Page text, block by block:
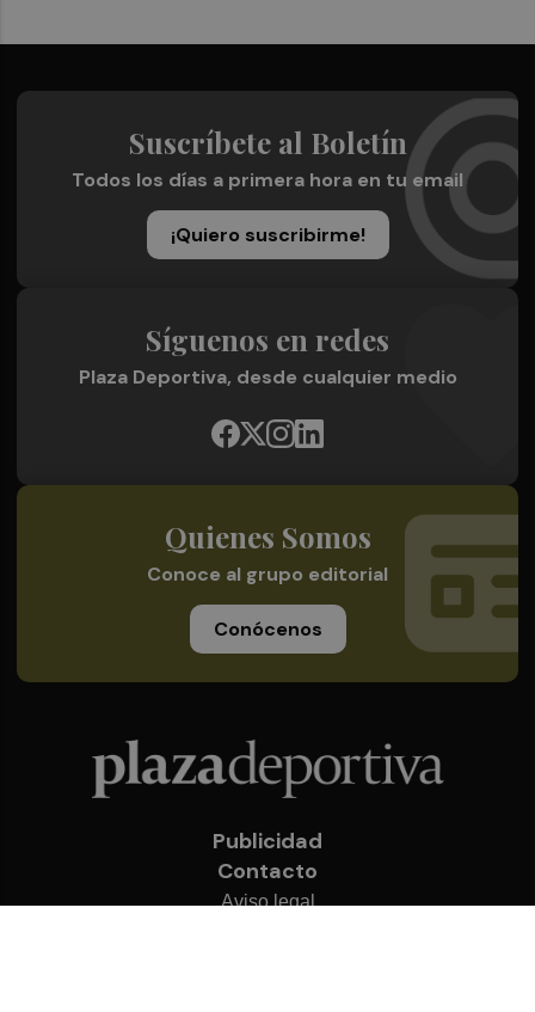
Suscríbete al Boletín
Todos los días a primera hora en tu email
¡Quiero suscribirme!
Síguenos en redes
Plaza Deportiva, desde cualquier medio
Quienes Somos
Conoce al grupo editorial
Conócenos
Publicidad
Contacto
Aviso legal